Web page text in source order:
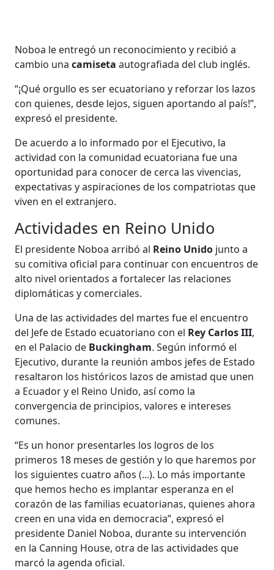
Noboa le entregó un reconocimiento y recibió a
cambio unacamisetaautografiada del club inglés.
“¡Qué orgullo es ser ecuatoriano y reforzar los lazos
con quienes, desde lejos, siguen aportando al país!”,
expresó el presidente.
De acuerdo a lo informado por el Ejecutivo, la
actividad con la comunidad ecuatoriana fue una
oportunidad para conocer de cerca las vivencias,
expectativas y aspiraciones de los compatriotas que
viven en el extranjero.
Actividades en Reino Unido
El presidente Noboa arribó al Reino Unido junto a
su comitiva oficial para continuar con encuentros de
alto nivel orientados a fortalecer las relaciones
diplomáticas y comerciales.
Una de las actividades del martes fue el encuentro
del Jefe de Estado ecuatoriano con el Rey Carlos III,
en el Palacio de Buckingham. Según informó el
Ejecutivo, durante la reunión ambos jefes de Estado
resaltaron los históricos lazos de amistad que unen
a Ecuador y el Reino Unido, así como la
convergencia de principios, valores e intereses
comunes.
“Es un honor presentarles los logros de los
primeros 18 meses de gestión y lo que haremos por
los siguientes cuatro años (...). Lo más importante
que hemos hecho es implantar esperanza en el
corazón de las familias ecuatorianas, quienes ahora
creen en una vida en democracia”, expresó el
presidente Daniel Noboa, durante su intervención
en la Canning House, otra de las actividades que
marcó la agenda oficial.